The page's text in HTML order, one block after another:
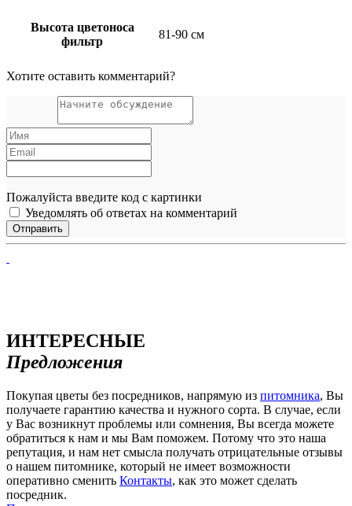
Высота цветоноса
фильтр
81-90 см
Хотите оставить комментарий?
Пожалуйста введите код с картинки
Уведомлять об ответах на комментарий
ИНТЕРЕСНЫЕ
Предложения
Покупая цветы без посредников, напрямую из питомника, Вы
получаете гарантию качества и нужного сорта. В случае, если
у Вас возникнут проблемы или сомнения, Вы всегда можете
обратиться к нам и мы Вам поможем. Потому что это наша
репутация, и нам нет смысла получать отрицательные отзывы
о нашем питомнике, который не имеет возможности
оперативно сменить Контакты, как это может сделать
посредник.